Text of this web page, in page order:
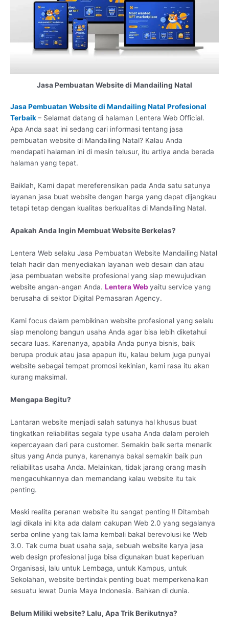
Jasa Pembuatan Website di Mandailing Natal
Jasa Pembuatan Website di Mandailing Natal Profesional
Terbaik– Selamat datang di halaman Lentera Web Official.
Apa Anda saat ini sedang cari informasi tentang jasa
pembuatan website di Mandailing Natal? Kalau Anda
mendapati halaman ini di mesin telusur, itu artiya anda berada
halaman yang tepat.
Baiklah, Kami dapat mereferensikan pada Anda satu satunya
layanan jasa buat website dengan harga yang dapat dijangkau
tetapi tetap dengan kualitas berkualitas di Mandailing Natal.
Apakah Anda Ingin Membuat Website Berkelas?
Lentera Web selaku Jasa Pembuatan Website Mandailing Natal
telah hadir dan menyediakan layanan web desain dan atau
jasa pembuatan website profesional yang siap mewujudkan
website angan-angan Anda. Lentera Web yaitu service yang
berusaha di sektor Digital Pemasaran Agency.
Kami focus dalam pembikinan website profesional yang selalu
siap menolong bangun usaha Anda agar bisa lebih diketahui
secara luas. Karenanya, apabila Anda punya bisnis, baik
berupa produk atau jasa apapun itu, kalau belum juga punyai
website sebagai tempat promosi kekinian, kami rasa itu akan
kurang maksimal.
Mengapa Begitu?
Lantaran website menjadi salah satunya hal khusus buat
tingkatkan reliabilitas segala type usaha Anda dalam peroleh
kepercayaan dari para customer. Semakin baik serta menarik
situs yang Anda punya, karenanya bakal semakin baik pun
reliabilitas usaha Anda. Melainkan, tidak jarang orang masih
mengacuhkannya dan memandang kalau website itu tak
penting.
Meski realita peranan website itu sangat penting !! Ditambah
lagi dikala ini kita ada dalam cakupan Web 2.0 yang segalanya
serba online yang tak lama kembali bakal berevolusi ke Web
3.0. Tak cuma buat usaha saja, sebuah website karya jasa
web design profesional juga bisa digunakan buat keperluan
Organisasi, lalu untuk Lembaga, untuk Kampus, untuk
Sekolahan, website bertindak penting buat memperkenalkan
sesuatu lewat Dunia Maya Indonesia. Bahkan di dunia.
Belum Miliki website? Lalu, Apa Trik Berikutnya?